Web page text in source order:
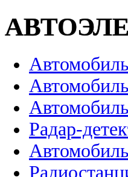
Радар-